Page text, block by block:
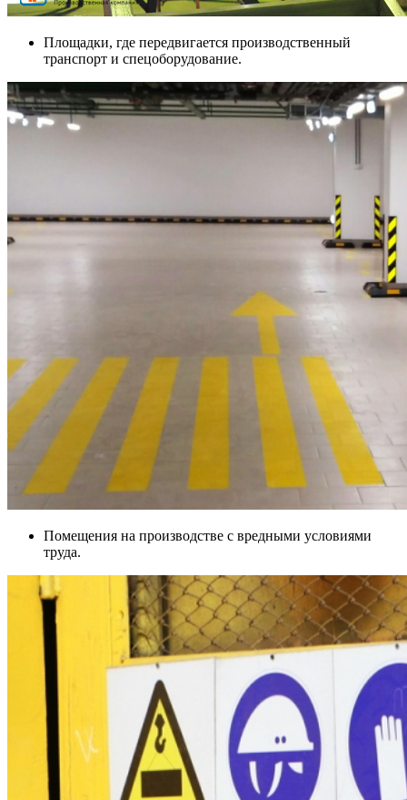
Площадки, где передвигается производственный
транспорт и спецоборудование.
Помещения на производстве с вредными условиями
труда.